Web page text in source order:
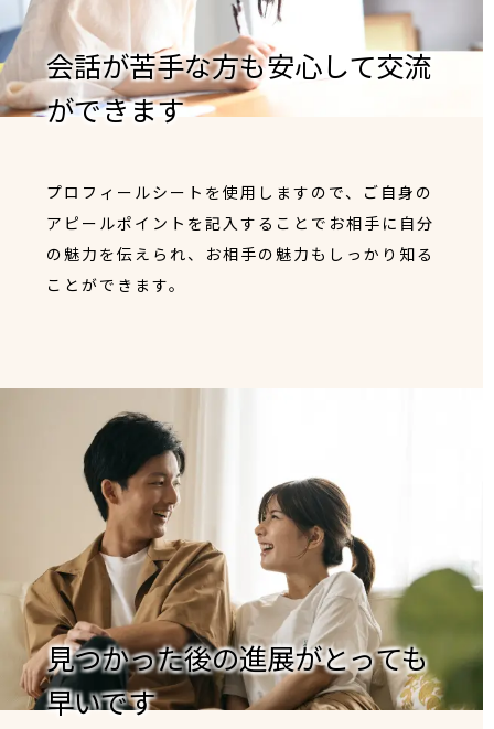
会話が苦手な方も安心して交流
ができます
プロフィールシートを使用しますので、ご自身の
アピールポイントを記入することでお相手に自分
の魅力を伝えられ、お相手の魅力もしっかり知る
ことができます。
見つかった後の進展がとっても
早いです